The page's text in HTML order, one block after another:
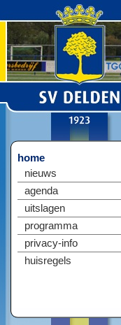
home
nieuws
agenda
uitslagen
programma
privacy-info
huisregels